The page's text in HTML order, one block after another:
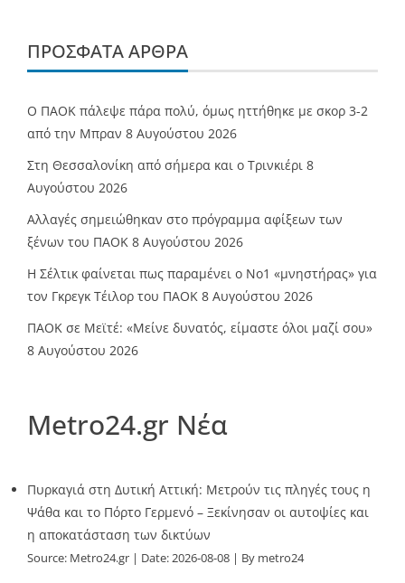
ΠΡΌΣΦΑΤΑ ΆΡΘΡΑ
Ο ΠΑΟΚ πάλεψε πάρα πολύ, όμως ηττήθηκε με σκορ 3-2
από την Μπραν 8 Αυγούστου 2026
Στη Θεσσαλονίκη από σήμερα και ο Τρινκιέρι 8
Αυγούστου 2026
Αλλαγές σημειώθηκαν στο πρόγραμμα αφίξεων των
ξένων του ΠΑΟΚ 8 Αυγούστου 2026
Η Σέλτικ φαίνεται πως παραμένει ο Νο1 «μνηστήρας» για
τον Γκρεγκ Τέιλορ του ΠΑΟΚ 8 Αυγούστου 2026
ΠΑΟΚ σε Μεϊτέ: «Μείνε δυνατός, είμαστε όλοι μαζί σου»
8 Αυγούστου 2026
Metro24.gr Νέα
Πυρκαγιά στη Δυτική Αττική: Μετρούν τις πληγές τους η
Ψάθα και το Πόρτο Γερμενό – Ξεκίνησαν οι αυτοψίες και
η αποκατάσταση των δικτύων
Source: Metro24.gr Date: 2026-08-08 By metro24